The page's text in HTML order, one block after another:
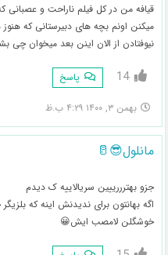
قیافه من در کل فیلم ناراحت و عصبانی
میکنن اونم بچه های دبیرستانی که
نیوفتادن از الان اینن بعد میخوان
14 پاسخ
بهمن ۳, ۱۴۰۰ ۴:۲۹ ب.ظ
مانلول😎🥛
جزو بهترررییین سریالاییه ک دیدم
اگه بهانتون برای ندیدنش اینه که
خوشگلن لامصب ایش😀